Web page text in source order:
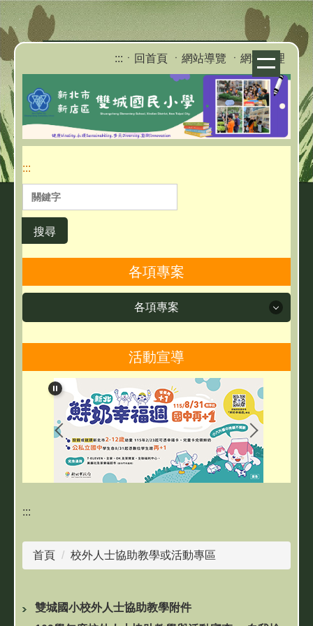
跳
到
主
要
內
容
區
::: ㆍ回首頁 ㆍ網站導覽 ㆍ網站管理
:::
搜尋
各項專案
各項專案
課程計畫專區
政令宣達
雙城友善校園專區
雙城英語日專區
雙城本土語專區
交通安全專區
活動宣導
:::
首頁 校外人士協助教學或活動專區
雙城國小校外人士協助教學附件